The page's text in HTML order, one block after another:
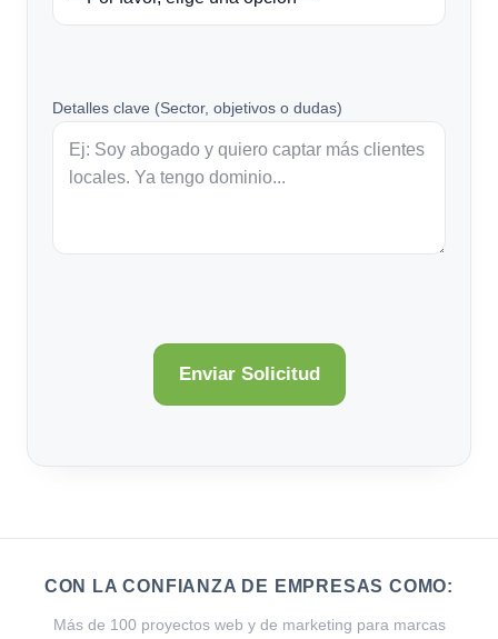
Detalles clave (Sector, objetivos o dudas)
CON LA CONFIANZA DE EMPRESAS COMO:
Más de 100 proyectos web y de marketing para marcas